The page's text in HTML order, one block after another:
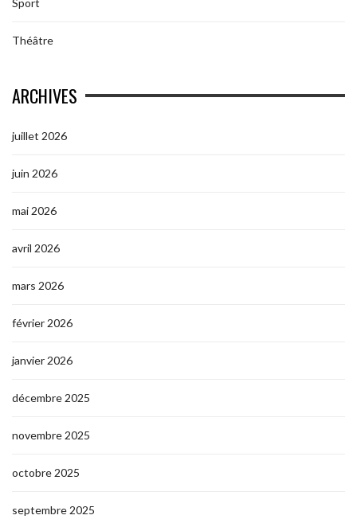
Théâtre
ARCHIVES
juillet 2026
juin 2026
mai 2026
avril 2026
mars 2026
février 2026
janvier 2026
décembre 2025
novembre 2025
octobre 2025
septembre 2025